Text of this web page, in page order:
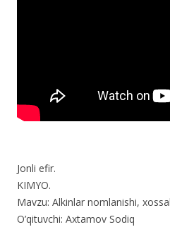
Jonli efir.
KIMYO.
Mavzu: Alkinlar nomlanishi,
O’qituvchi: Axtamov Sodiq